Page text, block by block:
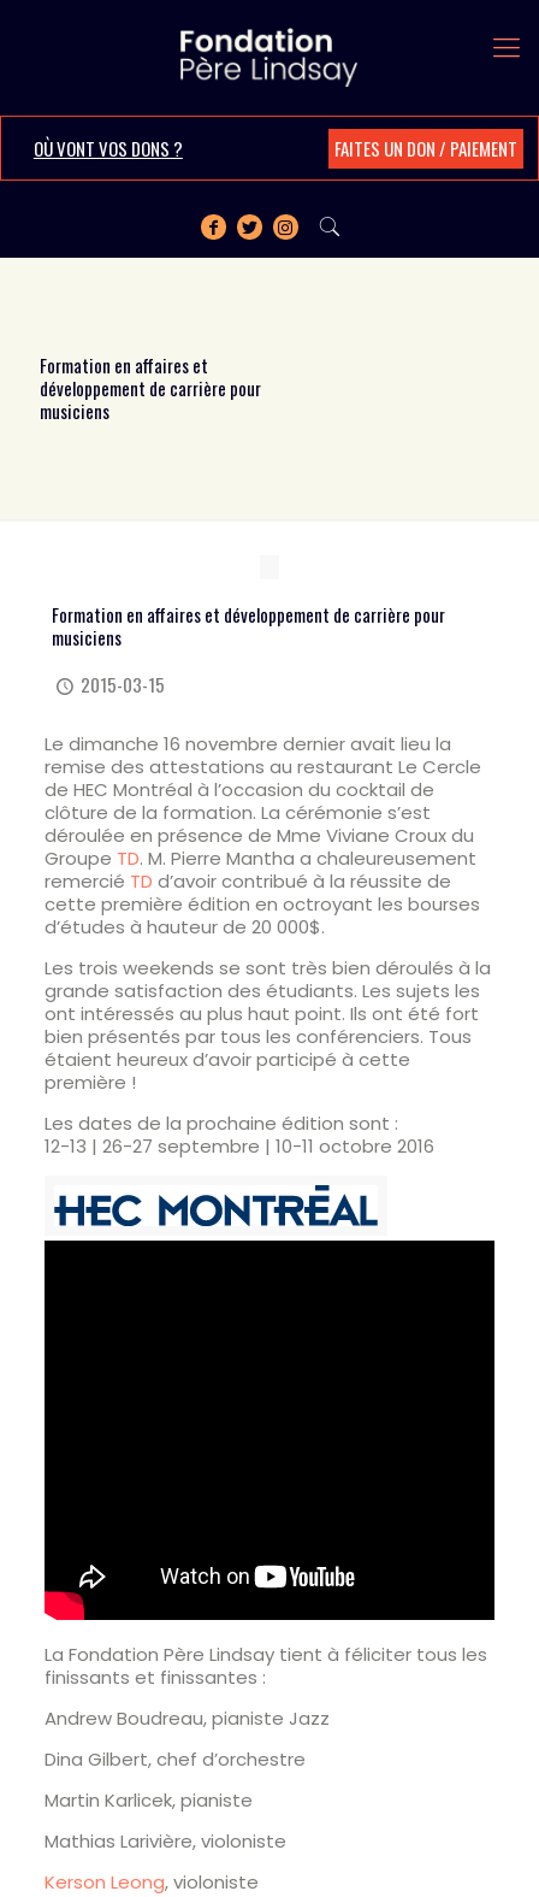
OÙ VONT VOS DONS ? FAITES UN DON / PAIEMENT
Formation en affaires et
développement de carrière pour
musiciens
Formation en affaires et développement de carrière pour
musiciens
2015-03-15
Le dimanche 16 novembre dernier avait lieu la
remise des attestations au restaurant Le Cercle
de HEC Montréal à l’occasion du cocktail de
clôture de la formation. La cérémonie s’est
déroulée en présence de Mme Viviane Croux du
Groupe TD. M. Pierre Mantha a chaleureusement
remercié TD d’avoir contribué à la réussite de
cette première édition en octroyant les bourses
d’études à hauteur de 20 000$.
Les trois weekends se sont très bien déroulés à la
grande satisfaction des étudiants. Les sujets les
ont intéressés au plus haut point. Ils ont été fort
bien présentés par tous les conférenciers. Tous
étaient heureux d’avoir participé à cette
première !
Les dates de la prochaine édition sont :
12-13 | 26-27 septembre | 10-11 octobre 2016
La Fondation Père Lindsay tient à féliciter tous les
finissants et finissantes :
Andrew Boudreau, pianiste Jazz
Dina Gilbert, chef d’orchestre
Martin Karlicek, pianiste
Mathias Larivière, violoniste
Kerson Leong, violoniste